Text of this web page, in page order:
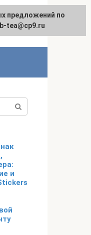
и
предложений по
tea@cp9.ru